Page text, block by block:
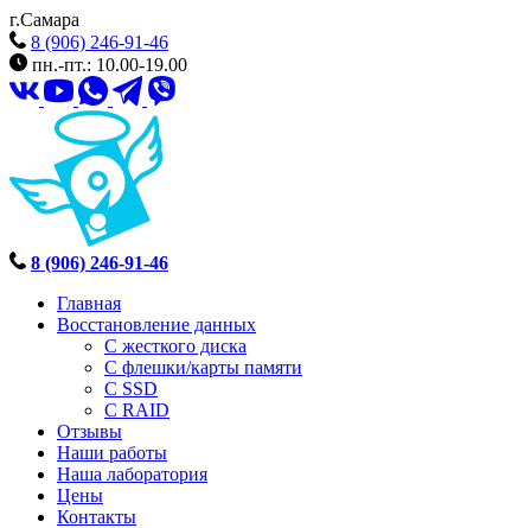
г.Самара
8 (906) 246-91-46
пн.-пт.: 10.00-19.00
8 (906) 246-91-46
Главная
Восстановление данных
С жесткого диска
С флешки/карты памяти
С SSD
С RAID
Отзывы
Наши работы
Наша лаборатория
Цены
Контакты